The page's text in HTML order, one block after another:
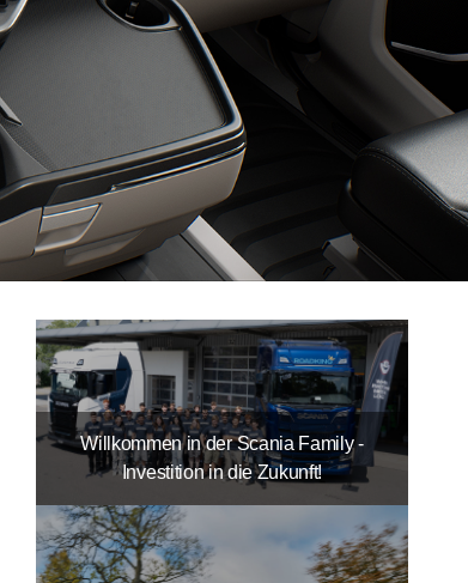
Willkommen in der Scania Family -
Investition in die Zukunft!